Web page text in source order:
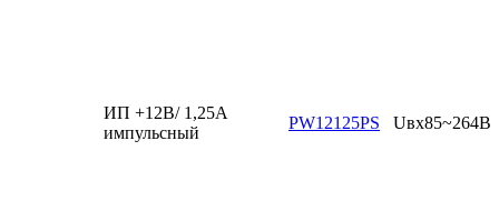
ИП +12В/ 1,25А
импульсный
PW12125PS Uвх85~264В